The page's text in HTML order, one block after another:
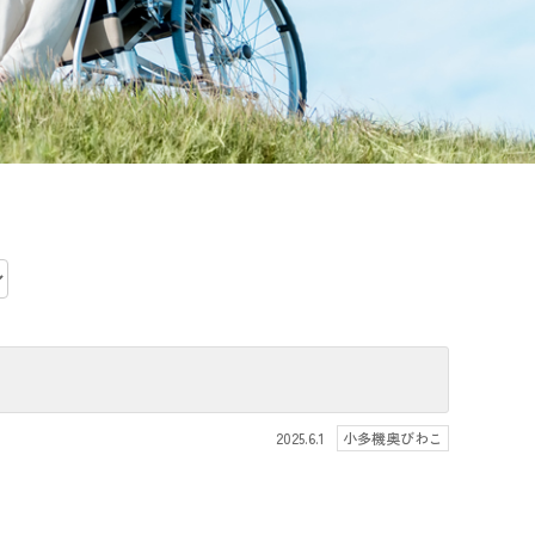
2025.6.1 小多機奥びわこ